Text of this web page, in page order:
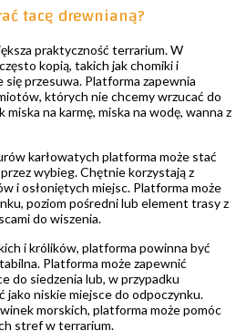
tacę drewnianą?
praktyczność terrarium. W
kopią, takich jak chomiki i
się przesuwa. Platforma zapewnia
których nie chcemy wrzucać do
na karmę, miska na wodę, wanna z
karłowatych platforma może stać
wybieg. Chętnie korzystają z
i osłoniętych miejsc. Platforma może
poziom pośredni lub element trasy z
do wiszenia.
i królików, platforma powinna być
Platforma może zapewnić
do siedzenia lub, w przypadku
jako niskie miejsce do odpoczynku.
morskich, platforma może pomóc
stref w terrarium.